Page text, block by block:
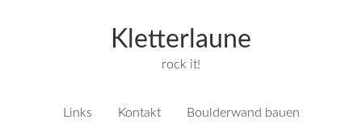
Kletterlaune
rock it!
Links Kontakt Boulderwand bauen